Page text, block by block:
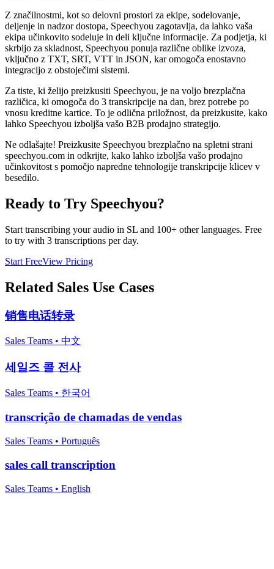
Z značilnostmi, kot so delovni prostori za ekipe, sodelovanje,
deljenje in nadzor dostopa, Speechyou zagotavlja, da lahko vaša
ekipa učinkovito sodeluje in deli ključne informacije. Za podjetja, ki
skrbijo za skladnost, Speechyou ponuja različne oblike izvoza,
vključno z TXT, SRT, VTT in JSON, kar omogoča enostavno
integracijo z obstoječimi sistemi.
Za tiste, ki želijo preizkusiti Speechyou, je na voljo brezplačna
različica, ki omogoča do 3 transkripcije na dan, brez potrebe po
vnosu kreditne kartice. To je odlična priložnost, da preizkusite, kako
lahko Speechyou izboljša vašo B2B prodajno strategijo.
Ne odlašajte! Preizkusite Speechyou brezplačno na spletni strani
speechyou.com in odkrijte, kako lahko izboljša vašo prodajno
učinkovitost s pomočjo napredne tehnologije transkripcije klicev v
besedilo.
Ready to Try Speechyou?
Start transcribing your audio in SL and 100+ other languages. Free
to try with 3 transcriptions per day.
Start FreeView Pricing
Related Sales Use Cases
销售电话转录
Sales Teams • 中文
세일즈 콜 전사
Sales Teams • 한국어
transcrição de chamadas de vendas
Sales Teams • Português
sales call transcription
Sales Teams • English